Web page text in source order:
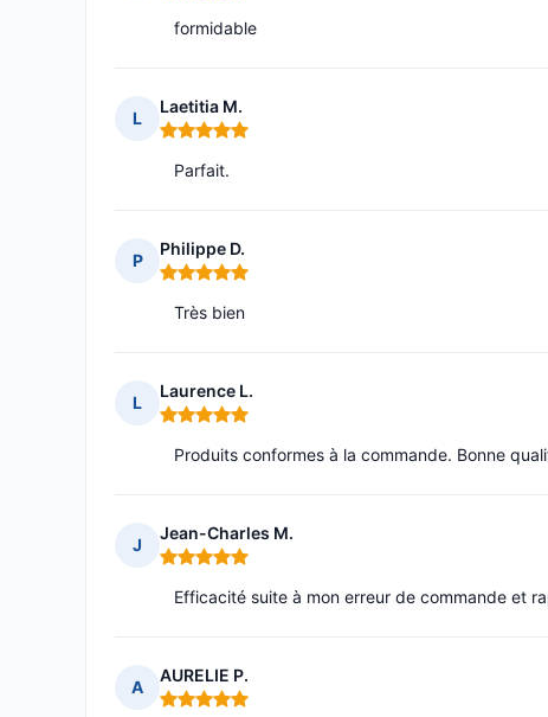
formidable
L
Laetitia M.
Note : 5 sur 5
Parfait.
P
Philippe D.
Note : 5 sur 5
Très bien
L
Laurence L.
Note : 5 sur 5
Produits conformes à la commande. Bonne
J
Jean-Charles M.
Note : 5 sur 5
Efficacité suite à mon erreur de commande et
A
AURELIE P.
Note : 5 sur 5